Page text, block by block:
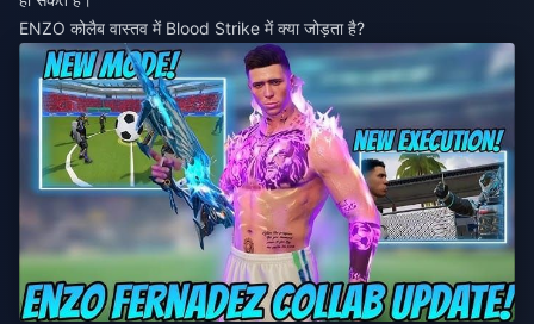
ENZO कोलैब वास्तव में Blood Strike में क्या जोड़ता है?